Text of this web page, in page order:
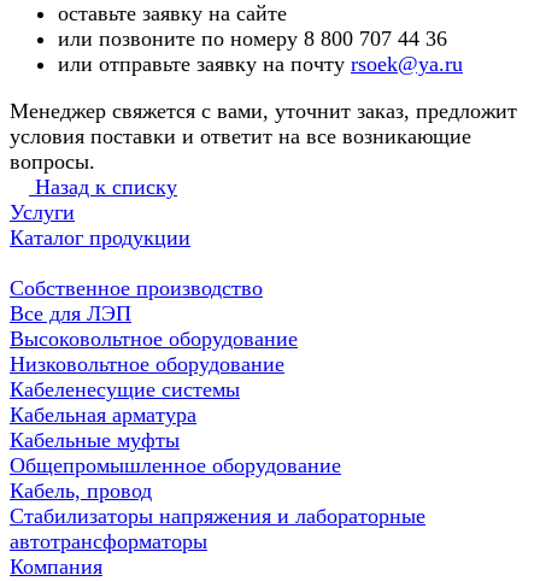
оставьте заявку на сайте
или позвоните по номеру 8 800 707 44 36
или отправьте заявку на почту rsoek@ya.ru
Менеджер свяжется с вами, уточнит заказ, предложит
условия поставки и ответит на все возникающие
вопросы.
Назад к списку
Услуги
Каталог продукции
Собственное производство
Все для ЛЭП
Высоковольтное оборудование
Низковольтное оборудование
Кабеленесущие системы
Кабельная арматура
Кабельные муфты
Общепромышленное оборудование
Кабель, провод
Стабилизаторы напряжения и лабораторные
автотрансформаторы
Компания